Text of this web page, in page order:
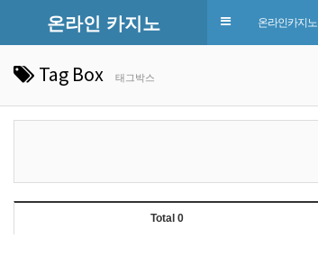
온라인 카지노
Toggle온라인카지노
Tag Box 태그박스
Total 0